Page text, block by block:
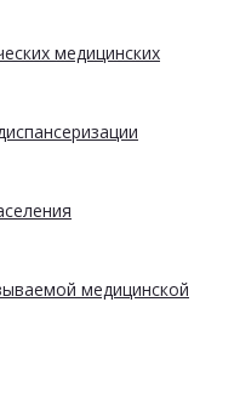
медицинских
медицинской